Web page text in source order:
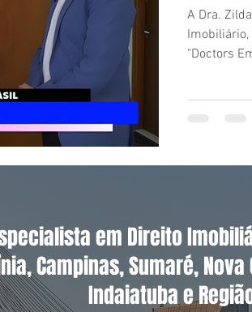
A Dra.
"Doctors
em Direito
Campinas, Sumaré,
Indaiatuba e